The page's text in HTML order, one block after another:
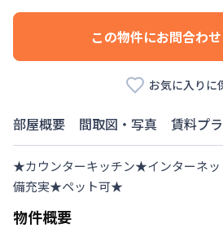
この物件にお問合わせ
お気に入りに
部屋概要 間取図・写真 賃料プ
★カウンターキッチン★インターネ
備充実★ペット可★
物件概要